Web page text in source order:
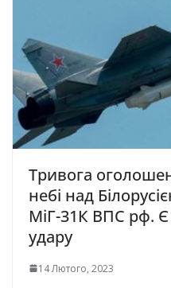
Тривога
небі над
МіГ-31К ВПС рф. Є
удару
14 Лютого, 2023